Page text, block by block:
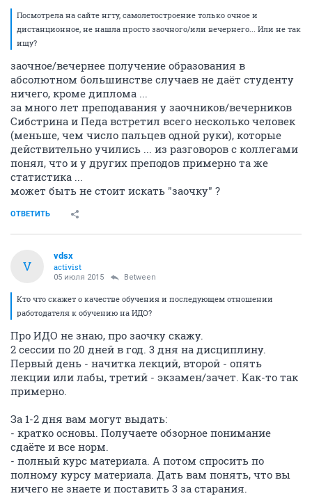
Посмотрела на сайте нгту, самолетостроение только очное и
дистанционное, не нашла просто заочного/или вечернего... Или не так
ищу?
заочное/вечернее получение образования в
абсолютном большинстве случаев не даёт студенту
ничего, кроме диплома ...
за много лет преподавания у заочников/вечерников
Сибстрина и Педа встретил всего несколько человек
(меньше, чем число пальцев одной руки), которые
действительно учились ... из разговоров с коллегами
понял, что и у других преподов примерно та же
статистика ...
может быть не стоит искать "заочку" ?
ОТВЕТИТЬ
V
vdsx
activist
05 июля 2015 Between
Кто что скажет о качестве обучения и последующем отношении
работодателя к обучению на ИДО?
Про ИДО не знаю, про заочку скажу.
2 сессии по 20 дней в год. 3 дня на дисциплину.
Первый день - начитка лекций, второй - опять
лекции или лабы, третий - экзамен/зачет. Как-то так
примерно.
За 1-2 дня вам могут выдать:
- кратко основы. Получаете обзорное понимание
сдаёте и все норм.
- полный курс материала. А потом спросить по
полному курсу материала. Дать вам понять, что вы
ничего не знаете и поставить 3 за старания.